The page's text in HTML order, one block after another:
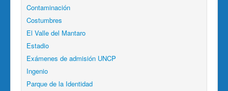
Contaminación
Costumbres
El Valle del Mantaro
Estadio
Exámenes de admisión UNCP
Ingenio
Parque de la Identidad